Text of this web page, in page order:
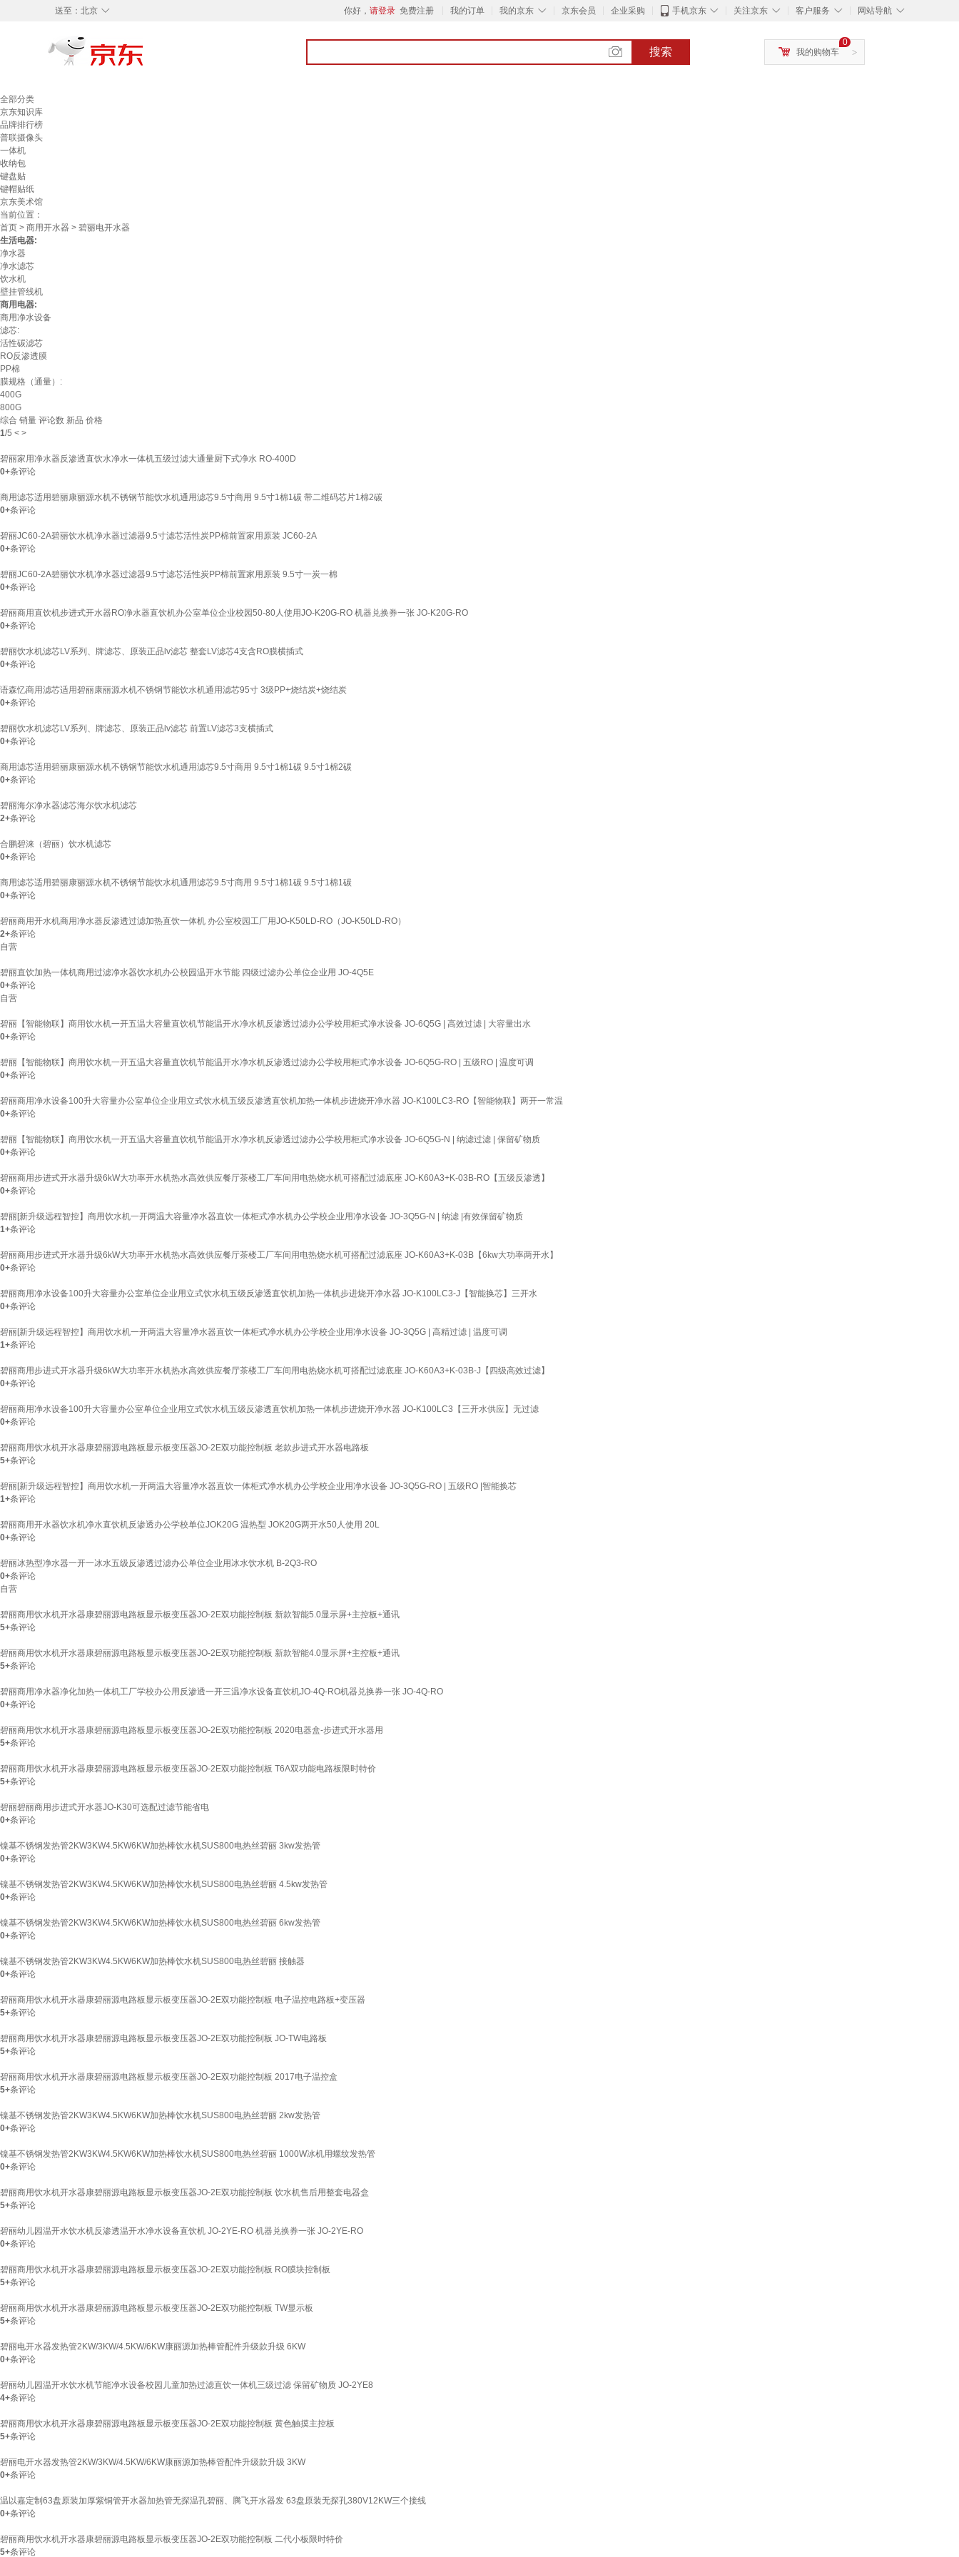
◇
送至： 北京 你好， 请登录 免费注册 我的订单 ◇
我的京东 京东会员 企业采购 ◇
手机京东 ◇
关注京东 ◇
客户服务 ◇
网站导航
搜索 >
0
我的购物车
全部分类
京东知识库
品牌排行榜
普联摄像头
一体机
收纳包
键盘贴
键帽贴纸
京东美术馆
当前位置：
首页 > 商用开水器 > 碧丽电开水器
生活电器:
净水器
净水滤芯
饮水机
壁挂管线机
商用电器:
商用净水设备
滤芯:
活性碳滤芯
RO反渗透膜
PP棉
膜规格（通量）:
400G
800G
综合 销量 评论数 新品 价格
1/5 < >
碧丽家用净水器反渗透直饮水净水一体机五级过滤大通量厨下式净水 RO-400D
0+条评论
商用滤芯适用碧丽康丽源水机不锈钢节能饮水机通用滤芯9.5寸商用 9.5寸1棉1碳 带二维码芯片1棉2碳
0+条评论
碧丽JC60-2A碧丽饮水机净水器过滤器9.5寸滤芯活性炭PP棉前置家用原装 JC60-2A
0+条评论
碧丽JC60-2A碧丽饮水机净水器过滤器9.5寸滤芯活性炭PP棉前置家用原装 9.5寸一炭一棉
0+条评论
碧丽商用直饮机步进式开水器RO净水器直饮机办公室单位企业校园50-80人使用JO-K20G-RO 机器兑换券一张 JO-K20G-RO
0+条评论
碧丽饮水机滤芯LV系列、牌滤芯、原装正品lv滤芯 整套LV滤芯4支含RO膜横插式
0+条评论
语森忆商用滤芯适用碧丽康丽源水机不锈钢节能饮水机通用滤芯95寸 3级PP+烧结炭+烧结炭
0+条评论
碧丽饮水机滤芯LV系列、牌滤芯、原装正品lv滤芯 前置LV滤芯3支横插式
0+条评论
商用滤芯适用碧丽康丽源水机不锈钢节能饮水机通用滤芯9.5寸商用 9.5寸1棉1碳 9.5寸1棉2碳
0+条评论
碧丽海尔净水器滤芯海尔饮水机滤芯
2+条评论
合鹏碧涞（碧丽）饮水机滤芯
0+条评论
商用滤芯适用碧丽康丽源水机不锈钢节能饮水机通用滤芯9.5寸商用 9.5寸1棉1碳 9.5寸1棉1碳
0+条评论
碧丽商用开水机商用净水器反渗透过滤加热直饮一体机 办公室校园工厂用JO-K50LD-RO（JO-K50LD-RO）
2+条评论
自营
碧丽直饮加热一体机商用过滤净水器饮水机办公校园温开水节能 四级过滤办公单位企业用 JO-4Q5E
0+条评论
自营
碧丽【智能物联】商用饮水机一开五温大容量直饮机节能温开水净水机反渗透过滤办公学校用柜式净水设备 JO-6Q5G | 高效过滤 | 大容量出水
0+条评论
碧丽【智能物联】商用饮水机一开五温大容量直饮机节能温开水净水机反渗透过滤办公学校用柜式净水设备 JO-6Q5G-RO | 五级RO | 温度可调
0+条评论
碧丽商用净水设备100升大容量办公室单位企业用立式饮水机五级反渗透直饮机加热一体机步进烧开净水器 JO-K100LC3-RO【智能物联】两开一常温
0+条评论
碧丽【智能物联】商用饮水机一开五温大容量直饮机节能温开水净水机反渗透过滤办公学校用柜式净水设备 JO-6Q5G-N | 纳滤过滤 | 保留矿物质
0+条评论
碧丽商用步进式开水器升级6kW大功率开水机热水高效供应餐厅茶楼工厂车间用电热烧水机可搭配过滤底座 JO-K60A3+K-03B-RO【五级反渗透】
0+条评论
碧丽[新升级远程智控】商用饮水机一开两温大容量净水器直饮一体柜式净水机办公学校企业用净水设备 JO-3Q5G-N | 纳滤 |有效保留矿物质
1+条评论
碧丽商用步进式开水器升级6kW大功率开水机热水高效供应餐厅茶楼工厂车间用电热烧水机可搭配过滤底座 JO-K60A3+K-03B【6kw大功率两开水】
0+条评论
碧丽商用净水设备100升大容量办公室单位企业用立式饮水机五级反渗透直饮机加热一体机步进烧开净水器 JO-K100LC3-J【智能换芯】三开水
0+条评论
碧丽[新升级远程智控】商用饮水机一开两温大容量净水器直饮一体柜式净水机办公学校企业用净水设备 JO-3Q5G | 高精过滤 | 温度可调
1+条评论
碧丽商用步进式开水器升级6kW大功率开水机热水高效供应餐厅茶楼工厂车间用电热烧水机可搭配过滤底座 JO-K60A3+K-03B-J【四级高效过滤】
0+条评论
碧丽商用净水设备100升大容量办公室单位企业用立式饮水机五级反渗透直饮机加热一体机步进烧开净水器 JO-K100LC3【三开水供应】无过滤
0+条评论
碧丽商用饮水机开水器康碧丽源电路板显示板变压器JO-2E双功能控制板 老款步进式开水器电路板
5+条评论
碧丽[新升级远程智控】商用饮水机一开两温大容量净水器直饮一体柜式净水机办公学校企业用净水设备 JO-3Q5G-RO | 五级RO |智能换芯
1+条评论
碧丽商用开水器饮水机净水直饮机反渗透办公学校单位JOK20G 温热型 JOK20G两开水50人使用 20L
0+条评论
碧丽冰热型净水器一开一冰水五级反渗透过滤办公单位企业用冰水饮水机 B-2Q3-RO
0+条评论
自营
碧丽商用饮水机开水器康碧丽源电路板显示板变压器JO-2E双功能控制板 新款智能5.0显示屏+主控板+通讯
5+条评论
碧丽商用饮水机开水器康碧丽源电路板显示板变压器JO-2E双功能控制板 新款智能4.0显示屏+主控板+通讯
5+条评论
碧丽商用净水器净化加热一体机工厂学校办公用反渗透一开三温净水设备直饮机JO-4Q-RO机器兑换券一张 JO-4Q-RO
0+条评论
碧丽商用饮水机开水器康碧丽源电路板显示板变压器JO-2E双功能控制板 2020电器盒-步进式开水器用
5+条评论
碧丽商用饮水机开水器康碧丽源电路板显示板变压器JO-2E双功能控制板 T6A双功能电路板限时特价
5+条评论
碧丽碧丽商用步进式开水器JO-K30可选配过滤节能省电
0+条评论
镍基不锈钢发热管2KW3KW4.5KW6KW加热棒饮水机SUS800电热丝碧丽 3kw发热管
0+条评论
镍基不锈钢发热管2KW3KW4.5KW6KW加热棒饮水机SUS800电热丝碧丽 4.5kw发热管
0+条评论
镍基不锈钢发热管2KW3KW4.5KW6KW加热棒饮水机SUS800电热丝碧丽 6kw发热管
0+条评论
镍基不锈钢发热管2KW3KW4.5KW6KW加热棒饮水机SUS800电热丝碧丽 接触器
0+条评论
碧丽商用饮水机开水器康碧丽源电路板显示板变压器JO-2E双功能控制板 电子温控电路板+变压器
5+条评论
碧丽商用饮水机开水器康碧丽源电路板显示板变压器JO-2E双功能控制板 JO-TW电路板
5+条评论
碧丽商用饮水机开水器康碧丽源电路板显示板变压器JO-2E双功能控制板 2017电子温控盒
5+条评论
镍基不锈钢发热管2KW3KW4.5KW6KW加热棒饮水机SUS800电热丝碧丽 2kw发热管
0+条评论
镍基不锈钢发热管2KW3KW4.5KW6KW加热棒饮水机SUS800电热丝碧丽 1000W冰机用螺纹发热管
0+条评论
碧丽商用饮水机开水器康碧丽源电路板显示板变压器JO-2E双功能控制板 饮水机售后用整套电器盒
5+条评论
碧丽幼儿园温开水饮水机反渗透温开水净水设备直饮机 JO-2YE-RO 机器兑换券一张 JO-2YE-RO
0+条评论
碧丽商用饮水机开水器康碧丽源电路板显示板变压器JO-2E双功能控制板 RO膜块控制板
5+条评论
碧丽商用饮水机开水器康碧丽源电路板显示板变压器JO-2E双功能控制板 TW显示板
5+条评论
碧丽电开水器发热管2KW/3KW/4.5KW/6KW康丽源加热棒管配件升级款升级 6KW
0+条评论
碧丽幼儿园温开水饮水机节能净水设备校园儿童加热过滤直饮一体机三级过滤 保留矿物质 JO-2YE8
4+条评论
碧丽商用饮水机开水器康碧丽源电路板显示板变压器JO-2E双功能控制板 黄色触摸主控板
5+条评论
碧丽电开水器发热管2KW/3KW/4.5KW/6KW康丽源加热棒管配件升级款升级 3KW
0+条评论
温以嘉定制63盘原装加厚紫铜管开水器加热管无探温孔碧丽、腾飞开水器发 63盘原装无探孔380V12KW三个接线
0+条评论
碧丽商用饮水机开水器康碧丽源电路板显示板变压器JO-2E双功能控制板 二代小板限时特价
5+条评论